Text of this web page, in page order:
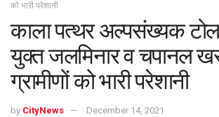
को भारी परेशानी
काला पत्थर अल्पसंख्यक
युक्त जलमिनार व चपानल
ग्रामीणों को भारी परेशानी
by CityNews December 14, 2021